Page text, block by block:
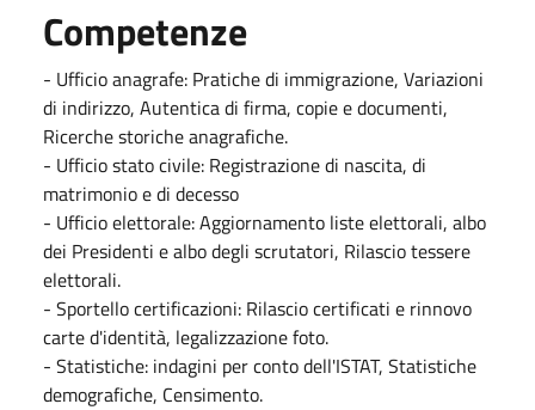
Competenze
- Ufficio anagrafe: Pratiche di immigrazione, Variazioni
di indirizzo, Autentica di firma, copie e documenti,
Ricerche storiche anagrafiche.
- Ufficio stato civile: Registrazione di nascita, di
matrimonio e di decesso
- Ufficio elettorale: Aggiornamento liste elettorali, albo
dei Presidenti e albo degli scrutatori, Rilascio tessere
elettorali.
- Sportello certificazioni: Rilascio certificati e rinnovo
carte d'identità, legalizzazione foto.
- Statistiche: indagini per conto dell'ISTAT, Statistiche
demografiche, Censimento.